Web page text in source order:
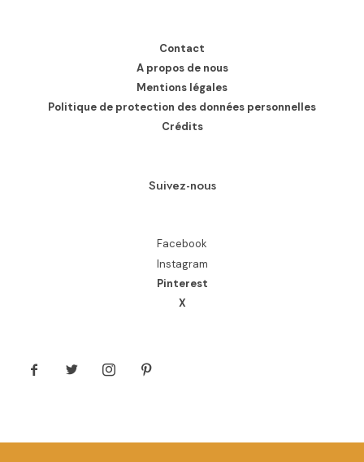
Contact
A propos de nous
Mentions légales
Politique de protection des données personnelles
Crédits
Suivez-nous
Facebook
Instagram
Pinterest
X